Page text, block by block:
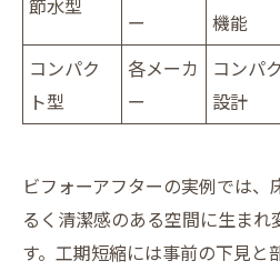
節水型
ー
機能
コンパク
ト型
各メーカ
ー
コンパ
設計
ビフォーアフターの実例では
るく清潔感のある空間に生ま
す。工期短縮には事前の下見と